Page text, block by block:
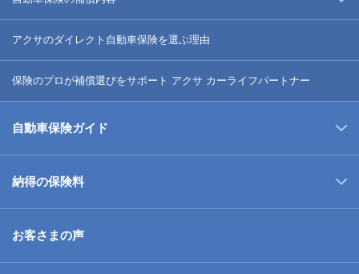
アクサのダイレクト自動車保険を選ぶ理由
保険のプロが補償選びをサポート アクサ カーライフパートナー
自動車保険ガイド
納得の保険料
お客さまの声